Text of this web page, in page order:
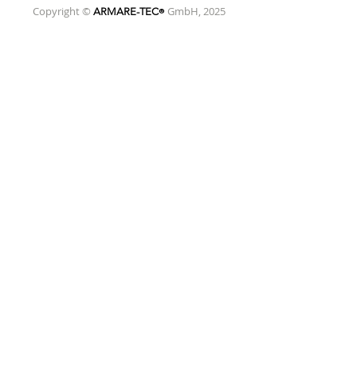
Copyright© ARMARE-TEC® GmbH, 2025